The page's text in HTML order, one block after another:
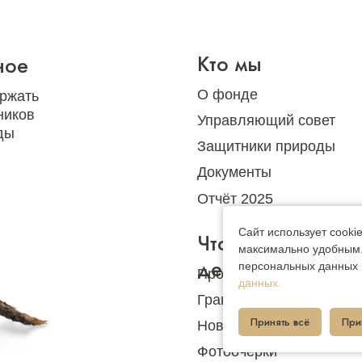
Кто мы
О фонде
Управляющий совет
Программы и проекты
Гранты и конкурсы
Что мы
делаем
Защитники природы
Документы
Отчёт 2025
Новости
Фотоочерки
Сайт использует
максимально
персональных данных
данных.
Принять всё